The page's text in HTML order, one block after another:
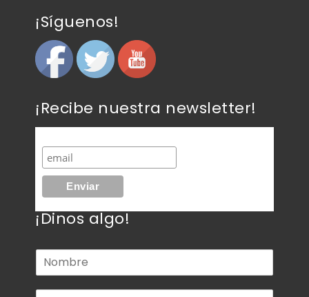
¡Síguenos!
¡Recibe nuestra newsletter!
¡Dinos algo!
N